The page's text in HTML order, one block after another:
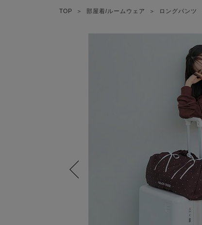
TOP ＞ 部屋着/ルームウェア ＞ ロングパンツ